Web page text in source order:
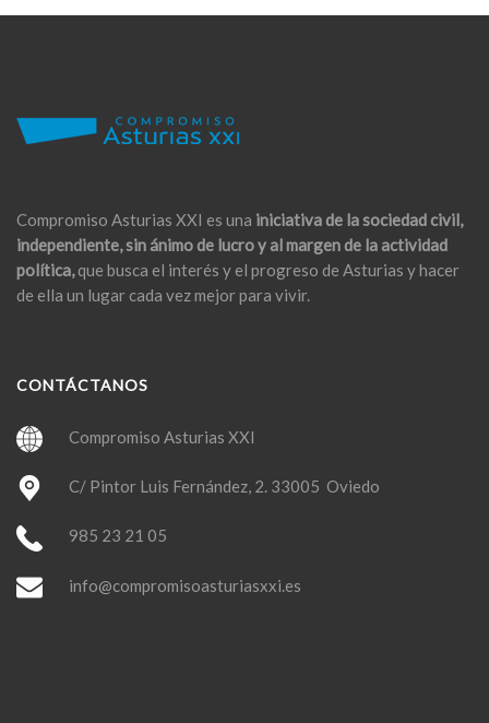
Compromiso Asturias XXI es una iniciativa de la sociedad civil,
independiente, sin ánimo de lucro y al margen de la actividad
política,que busca el interés y el progreso de Asturias y hacer
de ella un lugar cada vez mejor para vivir.
CONTÁCTANOS
Compromiso Asturias XXI
C/ Pintor Luis Fernández, 2. 33005 Oviedo
985 23 21 05
info@compromisoasturiasxxi.es